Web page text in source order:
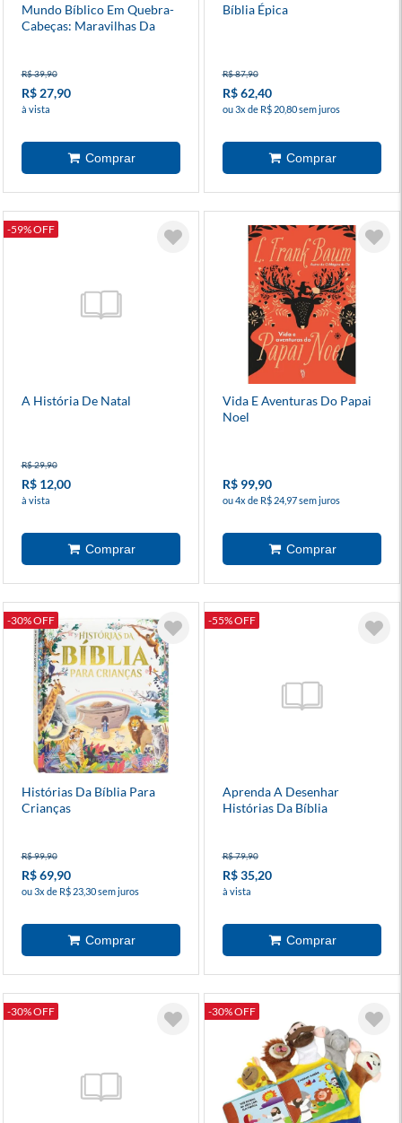
Mundo Bíblico Em Quebra-
Cabeças: Maravilhas Da
R$ 39,90
R$ 27,90
à vista
Bíblia Épica
R$ 87,90
R$ 62,40
ou 3x de R$ 20,80 sem juros
-59% OFF
A História De Natal
R$ 29,90
R$ 12,00
à vista
Vida E Aventuras Do Papai
Noel
R$ 99,90
ou 4x de R$ 24,97 sem juros
-30% OFF
Histórias Da Bíblia Para
Crianças
R$ 99,90
R$ 69,90
ou 3x de R$ 23,30 sem juros
-55% OFF
Aprenda A Desenhar
Histórias Da Bíblia
R$ 79,90
R$ 35,20
à vista
-30% OFF -30% OFF